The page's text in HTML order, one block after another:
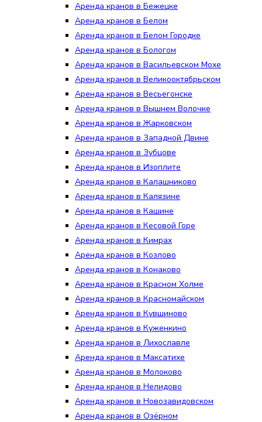
Аренда кранов в Бежецке
Аренда кранов в Белом
Аренда кранов в Белом Городке
Аренда кранов в Бологом
Аренда кранов в Васильевском Мохе
Аренда кранов в Великооктябрьском
Аренда кранов в Весьегонске
Аренда кранов в Вышнем Волочке
Аренда кранов в Жарковском
Аренда кранов в Западной Двине
Аренда кранов в Зубцове
Аренда кранов в Изоплите
Аренда кранов в Калашниково
Аренда кранов в Калязине
Аренда кранов в Кашине
Аренда кранов в Кесовой Горе
Аренда кранов в Кимрах
Аренда кранов в Козлово
Аренда кранов в Конаково
Аренда кранов в Красном Холме
Аренда кранов в Красномайском
Аренда кранов в Кувшиново
Аренда кранов в Куженкино
Аренда кранов в Лихославле
Аренда кранов в Максатихе
Аренда кранов в Молоково
Аренда кранов в Нелидово
Аренда кранов в Новозавидовском
Аренда кранов в Озёрном